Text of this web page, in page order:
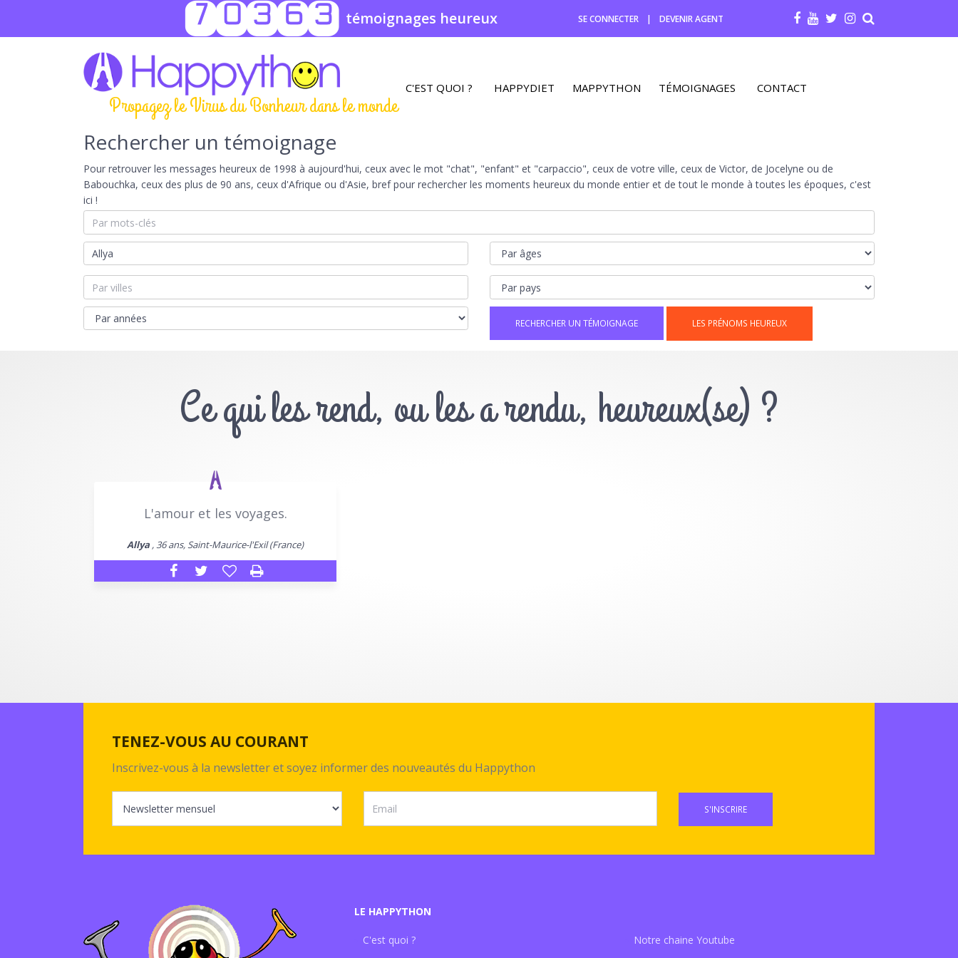
70363 témoignages heureux SE CONNECTER | DEVENIR AGENT
Propagez le Virus du Bonheur dans le monde
C'EST QUOI ? HAPPYDIET MAPPYTHON TÉMOIGNAGES CONTACT
Rechercher un témoignage
Pour retrouver les messages heureux de 1998 à aujourd'hui, ceux avec le mot "chat", "enfant" et "carpaccio", ceux de votre ville, ceux de Victor, de Jocelyne ou de
Babouchka, ceux des plus de 90 ans, ceux d'Afrique ou d'Asie, bref pour rechercher les moments heureux du monde entier et de tout le monde à toutes les époques, c'est
ici !
LES PRÉNOMS HEUREUX
Ce qui les rend, ou les a rendu, heureux(se) ?
L'amour et les voyages.
Allya , 36 ans, Saint-Maurice-l'Exil (France)
TENEZ-VOUS AU COURANT
Inscrivez-vous à la newsletter et soyez informer des nouveautés du Happython
S'INSCRIRE
LE HAPPYTHON
C'est quoi ?
Notre chaine Youtube